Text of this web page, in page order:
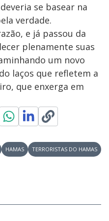
se basear na
verdade.
e já passou da
plenamente suas
um novo
laços que refletem a
que enxerga em
HAMAS
TERRORISTAS DO HAMAS